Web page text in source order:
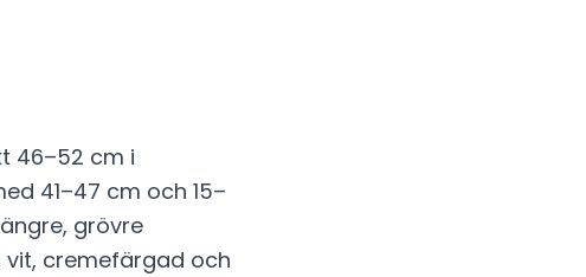
46–52 cm i
41–47 cm och 15–
grövre
vit, cremefärgad och